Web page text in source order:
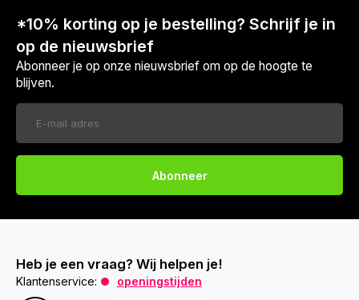
*10% korting op je bestelling? Schrijf je in
op de nieuwsbrief
Abonneer je op onze nieuwsbrief om op de hoogte te
blijven.
Abonneer
Heb je een vraag? Wij helpen je!
Klantenservice:
openingstijden